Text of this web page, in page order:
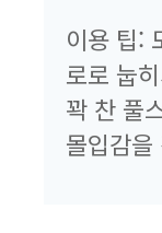
이용 팁:
로로 눕
꽉 찬 풀
몰입감